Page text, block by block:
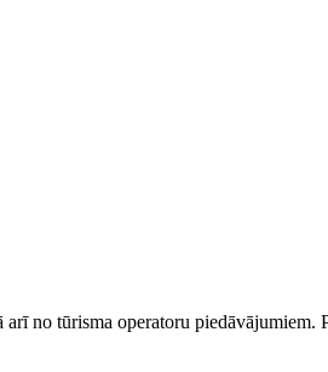
no tūrisma operatoru piedāvājumiem.